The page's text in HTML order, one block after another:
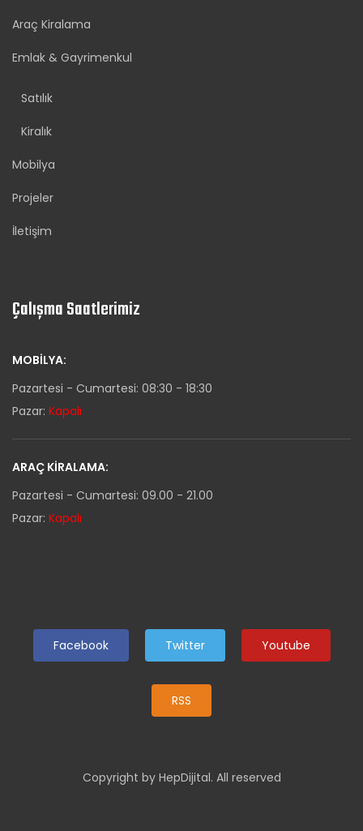
Araç Kiralama
Emlak & Gayrimenkul
Satılık
Kiralık
Mobilya
Projeler
İletişim
Çalışma Saatlerimiz
MOBILYA:
Pazartesi - Cumartesi: 08:30 - 18:30
Pazar: Kapalı
ARAÇ KIRALAMA:
Pazartesi - Cumartesi: 09.00 - 21.00
Pazar: Kapalı
Facebook Twitter Youtube
RSS
Copyright by HepDijital. All reserved